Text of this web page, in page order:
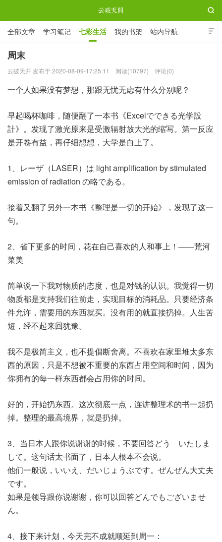

全部文章 学习笔记 七彩生活 我的书架 站内导航
ABOUT ME

周末
云破天开 发布于 2020-08-09-17:25:11 阅读(10797) 评论(0)
一个人如果没有梦想，那跟无忧无虑有什么分别呢？
早起喝杯咖啡，随便翻了一本书《Excelでできる光学設
計》。发现了激光原来是受激辐射放大光的缩写。第一反应
是开卷有益，再仔细想想，大学是白上了。
1、レーザ（LASER）は light amplification by stimulated
emission of radiation の略である。
接着又翻了另外一本书《整理是一切的开始》，发现了这一
句。
2、省下更多的时间，花在自己喜欢的人和事上！——荒河
菜美
简单说一下我对物质的态度，也是对钱的认识。我觉得一切
物质都是支持我们往前走，实现目标的消耗品。只要经济条
件允许，需要用的东西就买。没有用的就直接扔掉。人生苦
短，经不起来回犹豫。
我不是极简主义，也不提倡断舍离。不喜欢在家里堆太多东
西的原因，只是不想被不重要的东西占用空间和时间，因为
你拥有的每一样东西都会占用你的时间。
好的，开始扔东西。这次彻底一点，连讲整理术的书一起扔
掉。整理的最高境界，就是扔掉。
3、当日本人跟你说谢谢的时候，不要回答どう いたしま
して。这句话太书面了，日本人根本不会说。
他们一般说，いいえ、だいじょうぶです。ぜんぜん大丈夫
です。
如果是领导跟你说谢谢，你可以回答どんでもございませ
ん。
4、接下来计划，今天完不成就顺延到周一：